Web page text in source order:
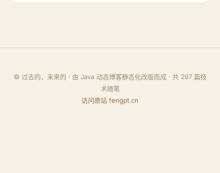
© 过去的，未来的 · 由 Java 动态博客静态化改版而成 · 共 297篇技
术随笔
访问原站 fengpt.cn